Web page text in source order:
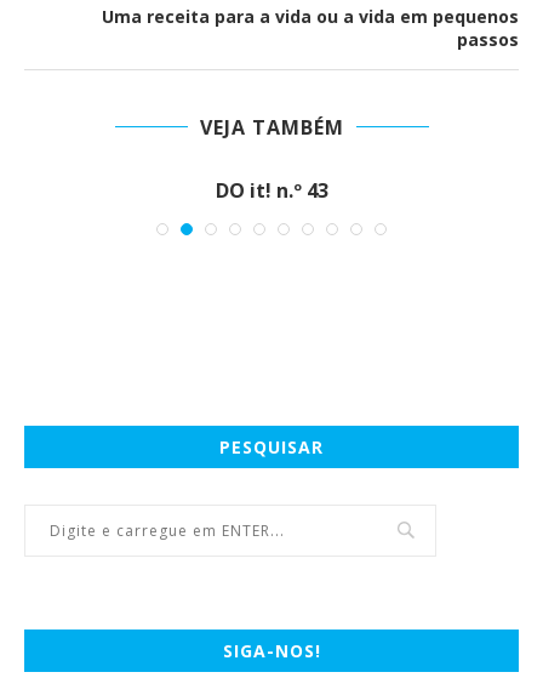
Uma receita para a vida ou a vida em pequenos
passos
VEJA TAMBÉM
DO it! n.º 43
PESQUISAR
SIGA-NOS!